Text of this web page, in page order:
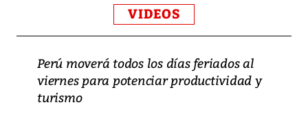
VIDEOS
Perú moverá todos los días feriados al
viernes para potenciar productividad y
turismo